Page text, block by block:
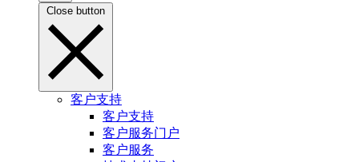
Close button
客户支持
客户支持
客户服务门户
客户服务